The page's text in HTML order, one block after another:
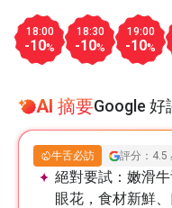
18:00
-10%
18:30
-10%
19:00
-10%
AI 摘要Google 好
牛舌必訪 評分：4.5
絕對要試： 嫩滑
眼花，食材新鮮